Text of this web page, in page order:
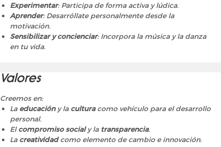
Experimentar: Participa de forma activa y lúdica.
Aprender: Desarróllate personalmente desde la
motivación.
Sensibilizar y concienciar: Incorpora la música y la danza
en tu vida.
Valores
Creemos en:
La educacióny la culturacomo vehículo para el desarrollo
personal.
Elcompromiso socialy la transparencia.
La creatividadcomo elemento de cambio e innovación.